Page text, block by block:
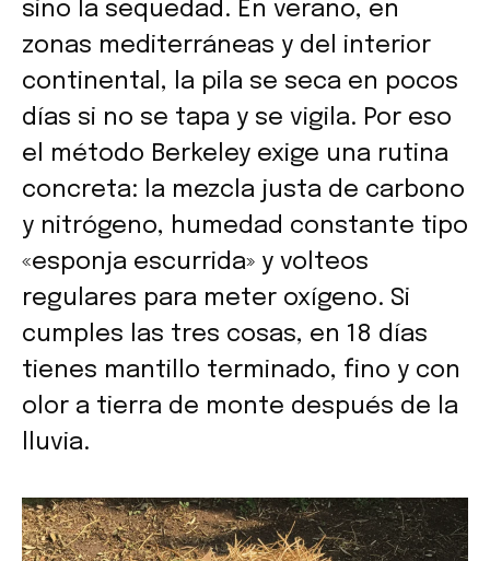
sino la sequedad. En verano, en
zonas mediterráneas y del interior
continental, la pila se seca en pocos
días si no se tapa y se vigila. Por eso
el método Berkeley exige una rutina
concreta: la mezcla justa de carbono
y nitrógeno, humedad constante tipo
«esponja escurrida» y volteos
regulares para meter oxígeno. Si
cumples las tres cosas, en 18 días
tienes mantillo terminado, fino y con
olor a tierra de monte después de la
lluvia.